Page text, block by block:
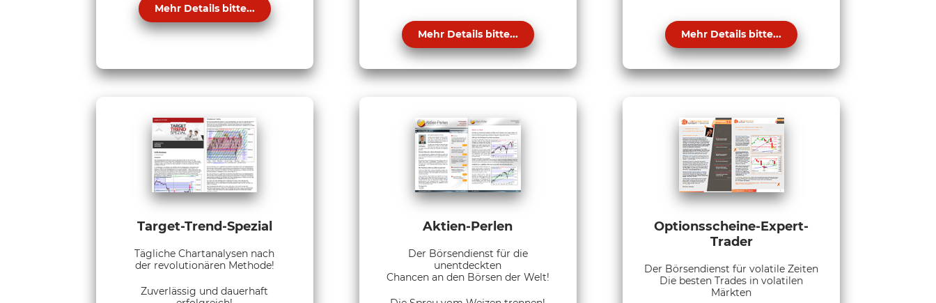
Mehr Details bitte...
Mehr Details bitte... Mehr Details bitte...
Target-Trend-Spezial
Tägliche Chartanalysen nach
der revolutionären Methode!
Zuverlässig und dauerhaft
Aktien-Perlen
Der Börsendienst für die
unentdeckten
Chancen an den Börsen der Welt!
Optionsscheine-Expert-
Trader
Der Börsendienst für volatile Zeiten
Die besten Trades in volatilen
Märkten